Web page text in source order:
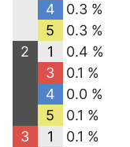
4
0.3 %
5
0.3 %
2
1
0.4 %
3
0.1 %
4
0.0 %
5
0.1 %
3
1
0.1 %